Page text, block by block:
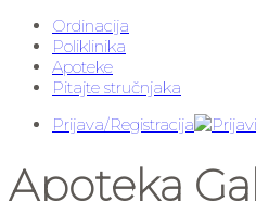
Ordinacija
Poliklinika
Apoteke
Pitajte stručnjaka
Prijava/Registracija
Apoteka